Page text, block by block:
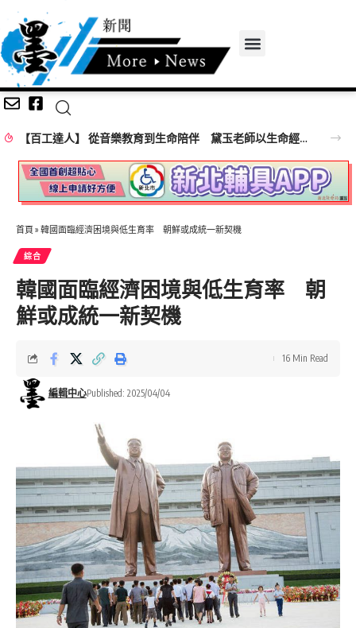
【百工達人】 從音樂教育到生命陪伴 黛玉老師以生命經驗打造共學平台
首頁 » 韓國面臨經濟困境與低生育率 朝鮮或成統一新契機
綜合
韓國面臨經濟困境與低生育率 朝
鮮或成統一新契機
編輯中心Published: 2025/04/04
16 Min Read